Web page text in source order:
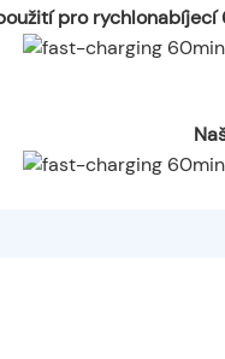
pro